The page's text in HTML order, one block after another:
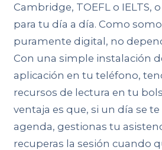
Cambridge, TOEFL o IELTS,
para tu día a día. Como
puramente digital, no
Con una simple instalación
aplicación en tu teléfono,
recursos de lectura en tu
ventaja es que, si un día se
agenda, gestionas tu
recuperas la sesión cuando